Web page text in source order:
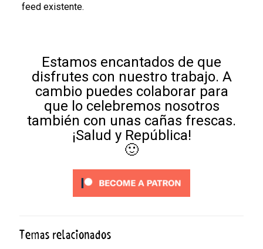
feed existente.
Estamos encantados de que
disfrutes con nuestro trabajo. A
cambio puedes colaborar para
que lo celebremos nosotros
también con unas cañas frescas.
¡Salud y República!
🙂
Temas relacionados